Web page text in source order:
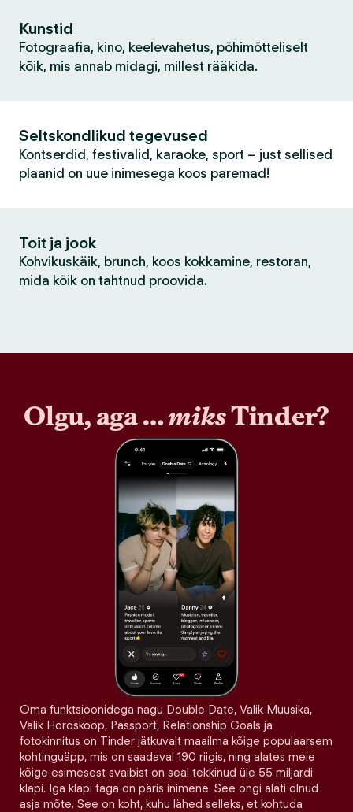
Kunstid
Fotograafia, kino, keelevahetus, põhimõtteliselt
kõik, mis annab midagi, millest rääkida.
Seltskondlikud tegevused
Kontserdid, festivalid, karaoke, sport – just sellised
plaanid on uue inimesega koos paremad!
Toit ja jook
Kohvikuskäik, brunch, koos kokkamine, restoran,
mida kõik on tahtnud proovida.
Olgu, aga …miksTinder?
Oma funktsioonidega nagu Double Date, Valik Muusika,
Valik Horoskoop, Passport, Relationship Goals ja
fotokinnitus on Tinder jätkuvalt maailma kõige populaarsem
kohtinguäpp, mis on saadaval 190 riigis, ning alates meie
kõige esimesest svaibist on seal tekkinud üle 55 miljardi
klapi. Iga klapi taga on päris inimene. See ongi alati olnud
asja mõte. See on koht, kuhu lähed selleks, et kohtuda